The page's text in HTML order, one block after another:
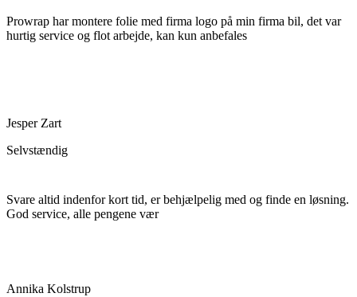
Prowrap har montere folie med firma logo på min firma bil, det var
hurtig service og flot arbejde, kan kun anbefales
Jesper Zart
Selvstændig
Svare altid indenfor kort tid, er behjælpelig med og finde en løsning.
God service, alle pengene vær
Annika Kolstrup